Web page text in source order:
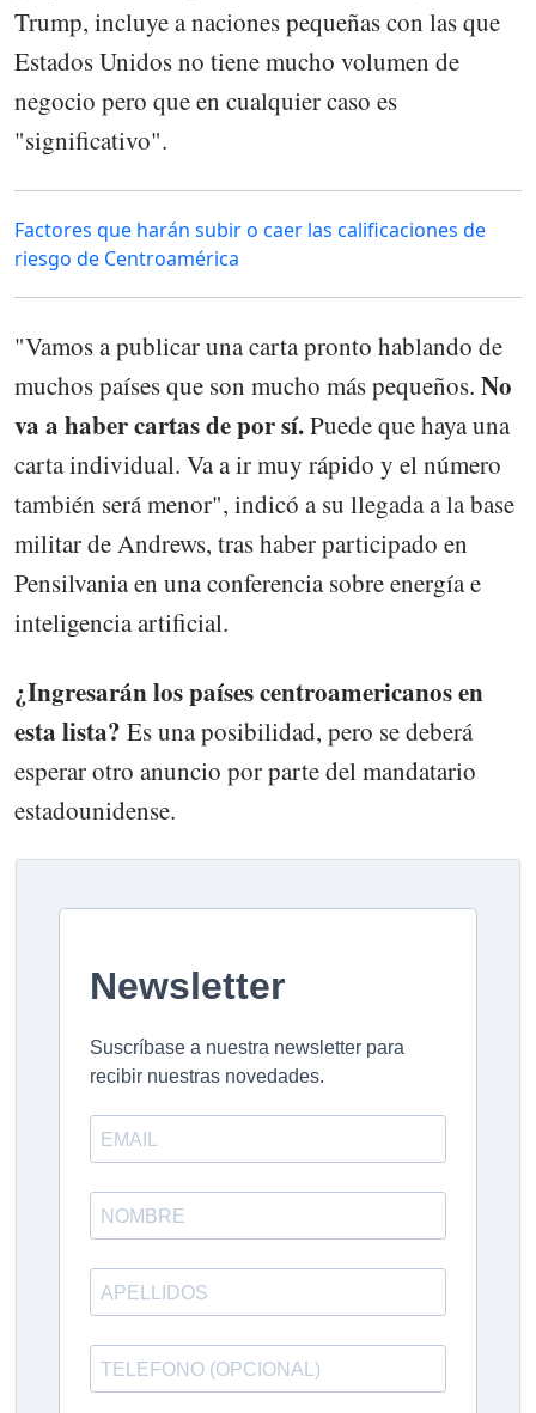
Trump, incluye a naciones pequeñas con las que
Estados Unidos no tiene mucho volumen de
negocio pero que en cualquier caso es
"significativo".
Factores que harán subir o caer las calificaciones de
riesgo de Centroamérica
"Vamos a publicar una carta pronto hablando de
muchos países que son mucho más pequeños. No
va a haber cartas de por sí.Puede que haya una
carta individual. Va a ir muy rápido y el número
también será menor", indicó a su llegada a la base
militar de Andrews, tras haber participado en
Pensilvania en una conferencia sobre energía e
inteligencia artificial.
¿Ingresarán los países centroamericanos en
esta lista? Es una posibilidad, pero se deberá
esperar otro anuncio por parte del mandatario
estadounidense.